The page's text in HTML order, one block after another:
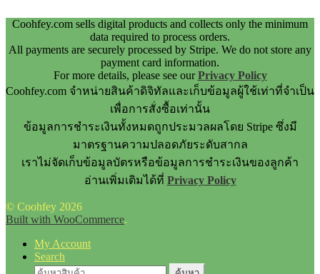
Coohfey.com sells digital products and collects only the minimum
data required to process orders.
All payments are securely processed by Stripe. We do not store any
payment card information.
For more details, please see ourPrivacy Policy
Coohfey.com จำหน่ายสินค้าดิจิทัลและเก็บข้อมูลผู้ใช้เท่าที่จำเป็น
เพื่อการสั่งซื้อเท่านั้น
ข้อมูลการชำระเงินทั้งหมดถูกประมวลผลโดย Stripe ซึ่งมี
มาตรฐานความปลอดภัยระดับสากล
เราไม่จัดเก็บข้อมูลบัตรหรือข้อมูลการชำระเงินของลูกค้า
อ่านเพิ่มเติมได้ที่ Privacy Policy
© Coohfey 2026
Built with WooCommerce.
My Account
Search
ค้นหา: